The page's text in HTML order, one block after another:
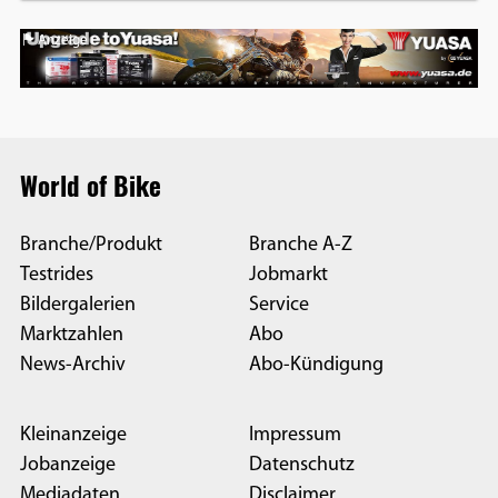
Anzeige
World of Bike
Branche/Produkt
Testrides
Bildergalerien
Marktzahlen
News-Archiv
Branche A-Z
Jobmarkt
Service
Abo
Abo-Kündigung
Kleinanzeige
Jobanzeige
Impressum
Datenschutz